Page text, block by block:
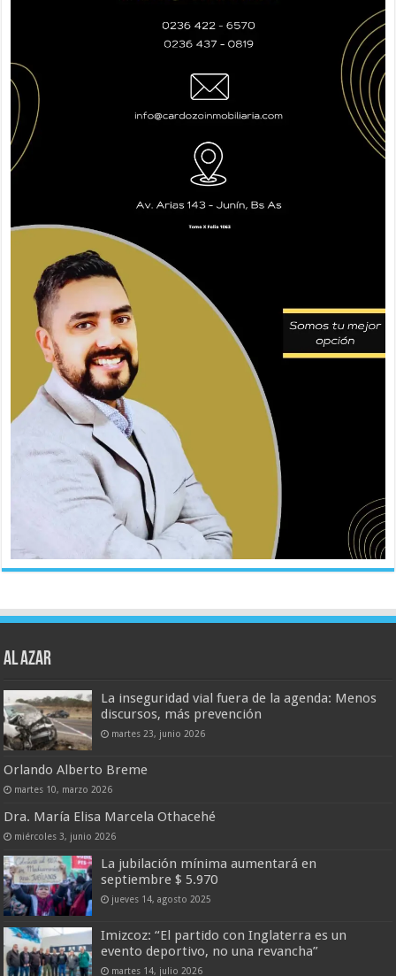
AL AZAR
La inseguridad vial fuera de la agenda: Menos
discursos, más prevención
martes 23, junio 2026
Orlando Alberto Breme
martes 10, marzo 2026
Dra. María Elisa Marcela Othacehé
miércoles 3, junio 2026
La jubilación mínima aumentará en
septiembre $ 5.970
jueves 14, agosto 2025
Imizcoz: “El partido con Inglaterra es un
evento deportivo, no una revancha”
martes 14, julio 2026